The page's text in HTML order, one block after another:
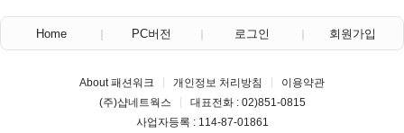
Home PC버전 로그인 회원가입
About 패션워크 개인정보 처리방침
이용약관
(주)샵네트웍스
대표전화 : 02)851-0815
사업자등록 : 114-87-01861